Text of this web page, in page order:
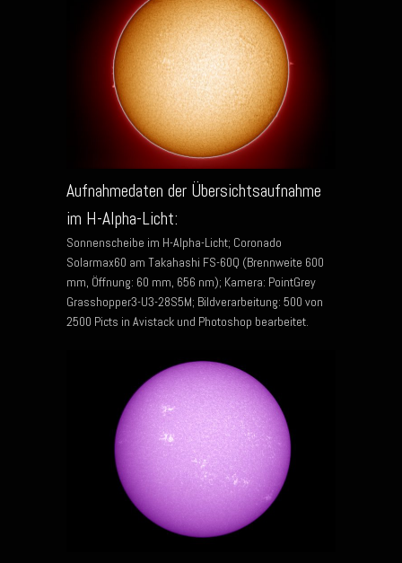
Aufnahmedaten der Übersichtsaufnahme
im H-Alpha-Licht:
Sonnenscheibe im H-Alpha-Licht; Coronado
Solarmax60 am Takahashi FS-60Q (Brennweite 600
mm, Öffnung: 60 mm, 656 nm); Kamera: PointGrey
Grasshopper3-U3-28S5M; Bildverarbeitung: 500 von
2500 Picts in Avistack und Photoshop bearbeitet.